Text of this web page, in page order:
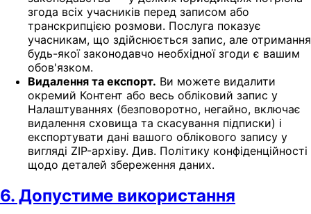
згода всіх учасників перед записом або
транскрипцією розмови. Послуга показує
учасникам, що здійснюється запис, але отримання
будь-якої законодавчо необхідної згоди є вашим
обов'язком.
Видалення та експорт. Ви можете видалити
окремий Контент або весь обліковий запис у
Налаштуваннях (безповоротно, негайно, включає
видалення сховища та скасування підписки) і
експортувати дані вашого облікового запису у
вигляді ZIP-архіву. Див. Політику конфіденційності
щодо деталей збереження даних.
6. Допустиме використання